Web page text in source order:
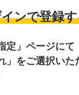
ンで登録
定」ページに
」をご選択い